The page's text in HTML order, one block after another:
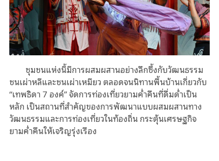
ชุมชนแห่งนี้มีการผสมผสานอย่างลึกซึ้งกับวัฒนธรรม
ชนเผ่าหลีและชนเผ่าเหมียว ตลอดจนนิทานพื้นบ้านเกี่ยวกับ
“เทพธิดา 7 องค์” จัดการท่องเที่ยวยามค่ำคืนที่ดื่มด่ำเป็น
หลัก เป็นสถานที่สำคัญของการพัฒนาแบบผสมผสานทาง
วัฒนธรรมและการท่องเที่ยวในท้องถิ่น กระตุ้นเศรษฐกิจ
ยามค่ำคืนให้เจริญรุ่งเรือง